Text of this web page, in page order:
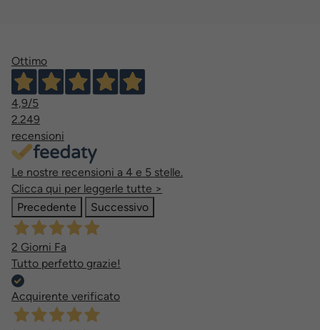
Ottimo
4,9/5
2.249
recensioni
Le nostre recensioni a 4 e 5 stelle.
Clicca qui per leggerle tutte >
Precedente
Successivo
2 Giorni Fa
Tutto perfetto grazie!
Acquirente verificato